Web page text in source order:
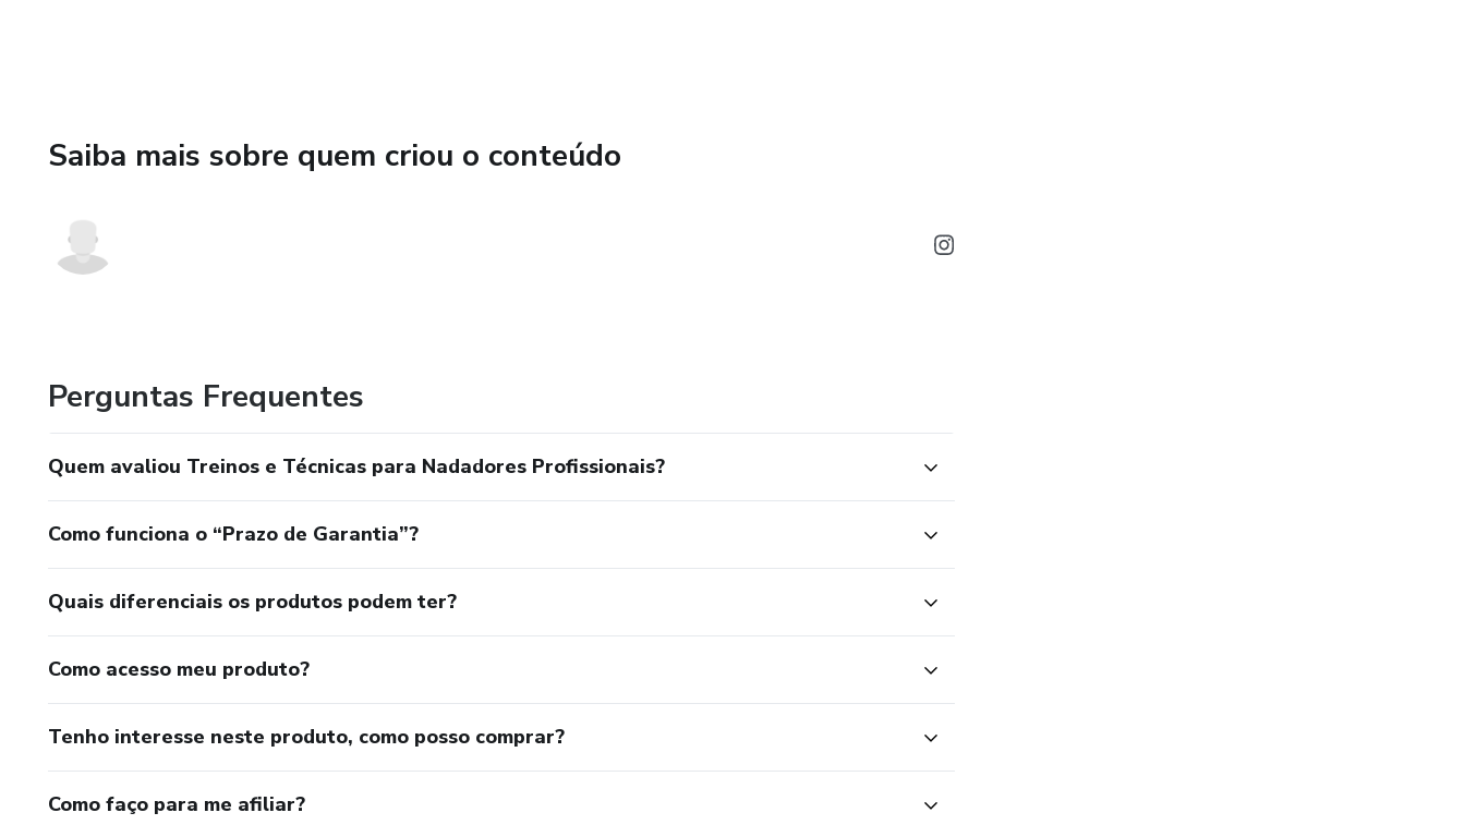
Saiba mais sobre quem criou o conteúdo
Perguntas Frequentes
Quem avaliou Treinos e Técnicas para Nadadores Profissionais?
Como funciona o “Prazo de Garantia”?
Quais diferenciais os produtos podem ter?
Como acesso meu produto?
Tenho interesse neste produto, como posso comprar?
Como faço para me afiliar?